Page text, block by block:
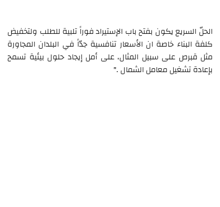
الحلّ السريع يكون بفتح باب الإستيراد فوراً تلبية للطلب ولتخفيض
كلفة البناء خاصة ان الأسعار تنافسية جدّاً في البلدان المجاورة
مثل قبرص على سبيل المثال، على أمل إيجاد حلول بيئية تسمح
بإعادة تشغيل معامل الشمال ."